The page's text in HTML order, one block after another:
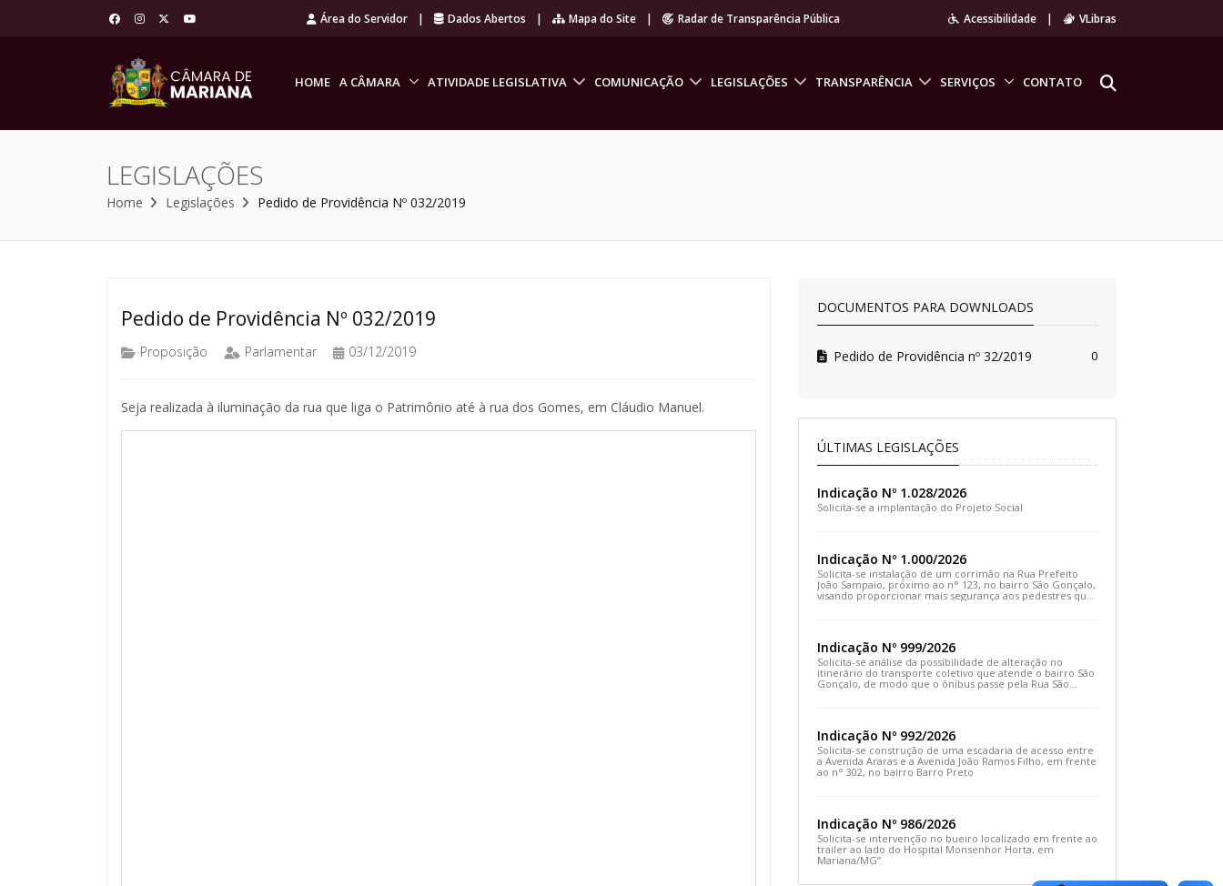
Área do Servidor | Dados Abertos | Mapa do Site | Radar de Transparência Pública Acessibilidade | VLibras
HOME A CÂMARA ATIVIDADE LEGISLATIVA COMUNICAÇÃO LEGISLAÇÕES TRANSPARÊNCIA SERVIÇOS CONTATO
LEGISLAÇÕES
Home Legislações Pedido de Providência Nº 032/2019
Pedido de Providência Nº 032/2019
Proposição Parlamentar 03/12/2019
Seja realizada à iluminação da rua que liga o Patrimônio até à rua dos Gomes, em Cláudio Manuel.
DOCUMENTOS PARA DOWNLOADS
Pedido de Providência nº 32/2019 0
ÚLTIMAS LEGISLAÇÕES
Indicação Nº 1.028/2026
Solicita-se a implantação do Projeto Social
Indicação Nº 1.000/2026
Solicita-se instalação de um corrimão na Rua Prefeito
João Sampaio, próximo ao n° 123, no bairro São Gonçalo,
visando proporcionar mais segurança aos pedestres que
Indicação Nº 999/2026
Solicita-se análise da possibilidade de alteração no
itinerário do transporte coletivo que atende o bairro São
Gonçalo, de modo que o ônibus passe pela Rua São
Indicação Nº 992/2026
Solicita-se construção de uma escadaria de acesso entre
a Avenida Araras e a Avenida João Ramos Filho, em frente
ao n° 302, no bairro Barro Preto
Indicação Nº 986/2026
Solicita-se intervenção no bueiro localizado em frente ao
trailer ao lado do Hospital Monsenhor Horta, em
Mariana/MG”.